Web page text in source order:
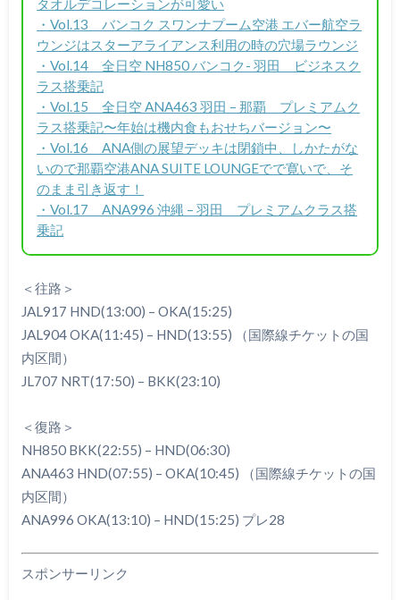
タオルデコレーションが可愛い
・Vol.13 バンコク スワンナプーム空港 エバー航空ラ
ウンジはスターアライアンス利用の時の穴場ラウンジ
・Vol.14 全日空 NH850 バンコク- 羽田 ビジネスク
ラス搭乗記
・Vol.15 全日空 ANA463 羽田 – 那覇 プレミアムク
ラス搭乗記〜年始は機内食もおせちバージョン〜
・Vol.16 ANA側の展望デッキは閉鎖中、しかたがな
いので那覇空港ANA SUITE LOUNGEでで寛いで、そ
のまま引き返す！
・Vol.17 ANA996 沖縄 – 羽田 プレミアムクラス搭
乗記
＜往路＞
JAL917 HND(13:00) – OKA(15:25)
JAL904 OKA(11:45) – HND(13:55) （国際線チケットの国
内区間）
JL707 NRT(17:50) – BKK(23:10)
＜復路＞
NH850 BKK(22:55) – HND(06:30)
ANA463 HND(07:55) – OKA(10:45) （国際線チケットの国
内区間）
ANA996 OKA(13:10) – HND(15:25) プレ28
スポンサーリンク